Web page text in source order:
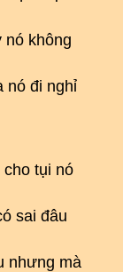
nó không
nó đi nghỉ
cho tụi nó
sai đâu
nhưng mà